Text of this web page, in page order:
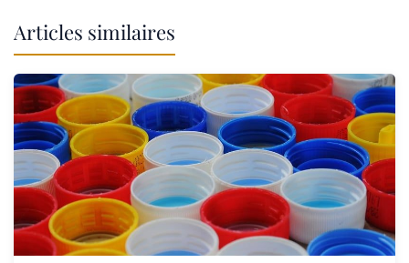
Articles similaires